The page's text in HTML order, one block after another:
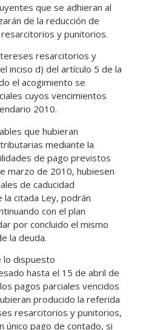
que se adhieran al
de la reducción de
y punitorios.
resarcitorios y
inciso d) del artículo 5 de la
el acogimiento se
cuyos vencimientos
2010.
que hubieran
mediante la
de pago previstos
marzo de 2010, hubiesen
de caducidad
citada Ley, podrán
con el plan
por concluido el mismo
la deuda.
lo dispuesto
hasta el 15 de abril de
pagos parciales vencidos
producido la referida
resarcitorios y punitorios,
único pago de contado, si